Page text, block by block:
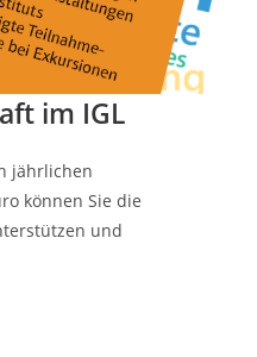
im IGL
jährlichen
können Sie die
und